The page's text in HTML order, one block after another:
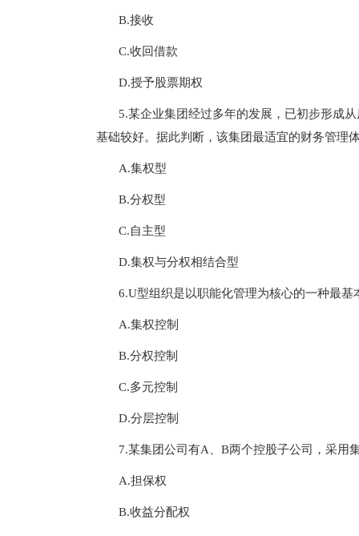
B.接收
C.收回借款
D.授予股票期权
5.某企业集团经过多年的发展，已初步形成
基础较好。据此判断，该集团最适宜的财务管
A.集权型
B.分权型
C.自主型
D.集权与分权相结合型
6.U型组织是以职能化管理为核心的一种
A.集权控制
B.分权控制
C.多元控制
D.分层控制
7.某集团公司有A、B两个控股子公司，采
A.担保权
B.收益分配权